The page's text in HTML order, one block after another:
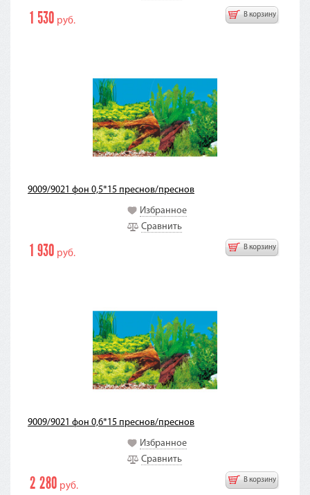
В корзину
1 530 руб.
9009/9021 фон 0,5*15 преснов/преснов
Избранное
Сравнить
В корзину
1 930 руб.
9009/9021 фон 0,6*15 преснов/преснов
Избранное
Сравнить
В корзину
2 280 руб.